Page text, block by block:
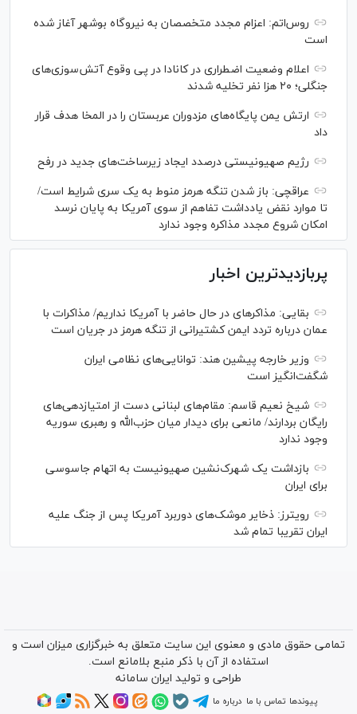
روس‌اتم: اعزام مجدد متخصصان به نیروگاه بوشهر آغاز شده
است
اعلام وضعیت اضطراری در کانادا در پی وقوع آتش‌سوزی‌های
جنگلی؛ ۲۰ هزا نفر تخلیه شدند
ارتش یمن پایگاه‌های مزدوران عربستان را در المخا هدف قرار
داد
رژیم صهیونیستی درصدد ایجاد زیرساخت‌های جدید در رفح
عراقچی: باز شدن تنگه هرمز منوط به یک سری شرایط است/
تا موارد نقض یادداشت تفاهم از سوی آمریکا به پایان نرسد
امکان شروع مجدد مذاکره وجود ندارد
پربازدیدترین اخبار
بقایی: مذاکره‎ای در حال حاضر با آمریکا نداریم/ مذاکرات با
عمان درباره تردد ایمن کشتیرانی از تنگه هرمز در جریان است
وزیر خارجه پیشین هند: توانایی‌های نظامی ایران
شگفت‌انگیز است
شیخ نعیم قاسم: مقام‌های لبنانی دست از امتیازدهی‌های
رایگان بردارند/ مانعی برای دیدار میان حزب‌الله و رهبری سوریه
وجود ندارد
بازداشت یک شهرک‌نشین صهیونیست به اتهام جاسوسی
برای ایران
رویترز: ذخایر موشک‌های دوربرد آمریکا پس از جنگ علیه
ایران تقریبا تمام شد
تمامی حقوق مادی و معنوی این سایت متعلق به خبرگزاری میزان است و
استفاده از آن با ذکر منبع بلامانع است.
طراحی و تولید ایران سامانه
پیوندها تماس با ما درباره ما